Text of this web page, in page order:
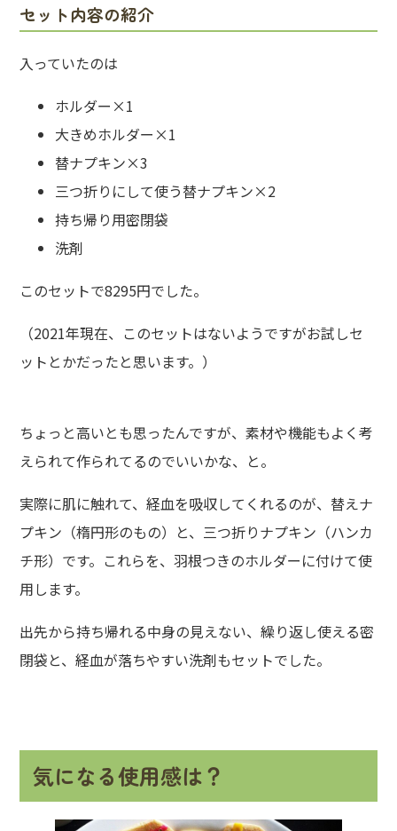
セット内容の紹介
入っていたのは
ホルダー×1
大きめホルダー×1
替ナプキン×3
三つ折りにして使う替ナプキン×2
持ち帰り用密閉袋
洗剤
このセットで8295円でした。
（2021年現在、このセットはないようですがお試しセ
ットとかだったと思います。）
ちょっと高いとも思ったんですが、素材や機能もよく考
えられて作られてるのでいいかな、と。
実際に肌に触れて、経血を吸収してくれるのが、替えナ
プキン（楕円形のもの）と、三つ折りナプキン（ハンカ
チ形）です。これらを、羽根つきのホルダーに付けて使
用します。
出先から持ち帰れる中身の見えない、繰り返し使える密
閉袋と、経血が落ちやすい洗剤もセットでした。
気になる使用感は？